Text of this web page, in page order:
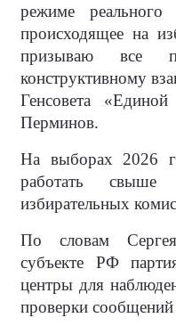
режиме реального
происходящее на
призываю все
конструктивному
Генсовета
Перминов.
На выборах 2026
работать
избирательных
По словам
субъекте РФ
центры для
проверки